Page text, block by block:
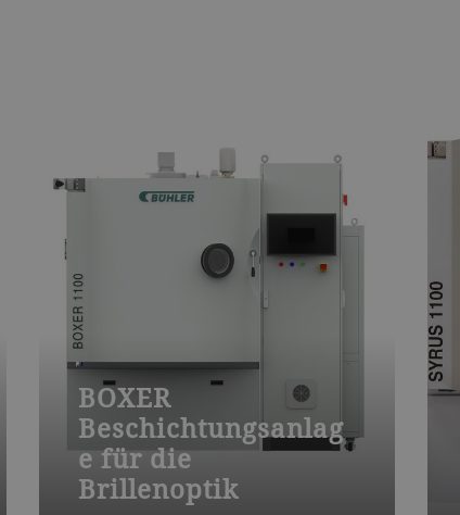
BOXER
Beschichtungsanlag
e für die
Brillenoptik